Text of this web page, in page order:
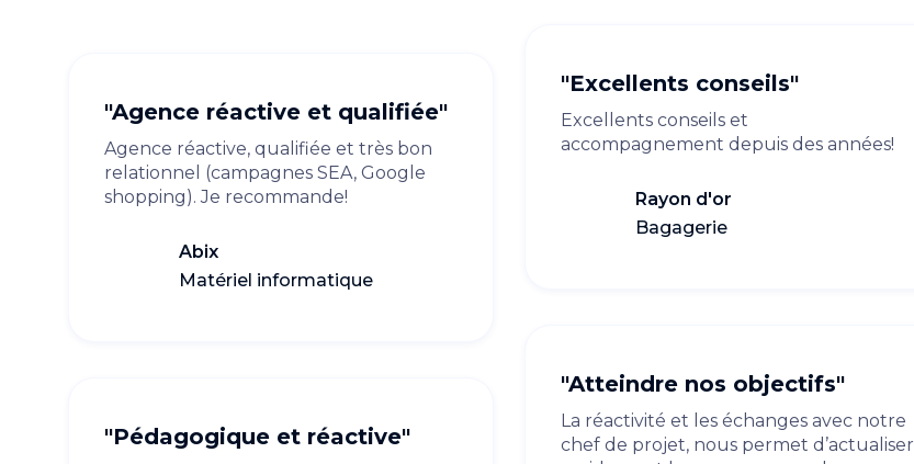
"Agence réactive et qualifiée"
Agence réactive, qualifiée et très bon
relationnel (campagnes SEA, Google
shopping). Je recommande!
Abix
Matériel informatique
"Excellents conseils"
Excellents conseils et
accompagnement depuis des années!
Rayon d'or
Bagagerie
"Pédagogique et réactive"
"Atteindre nos objectifs"
La réactivité et les échanges avec notre
chef de projet, nous permet d’actualiser